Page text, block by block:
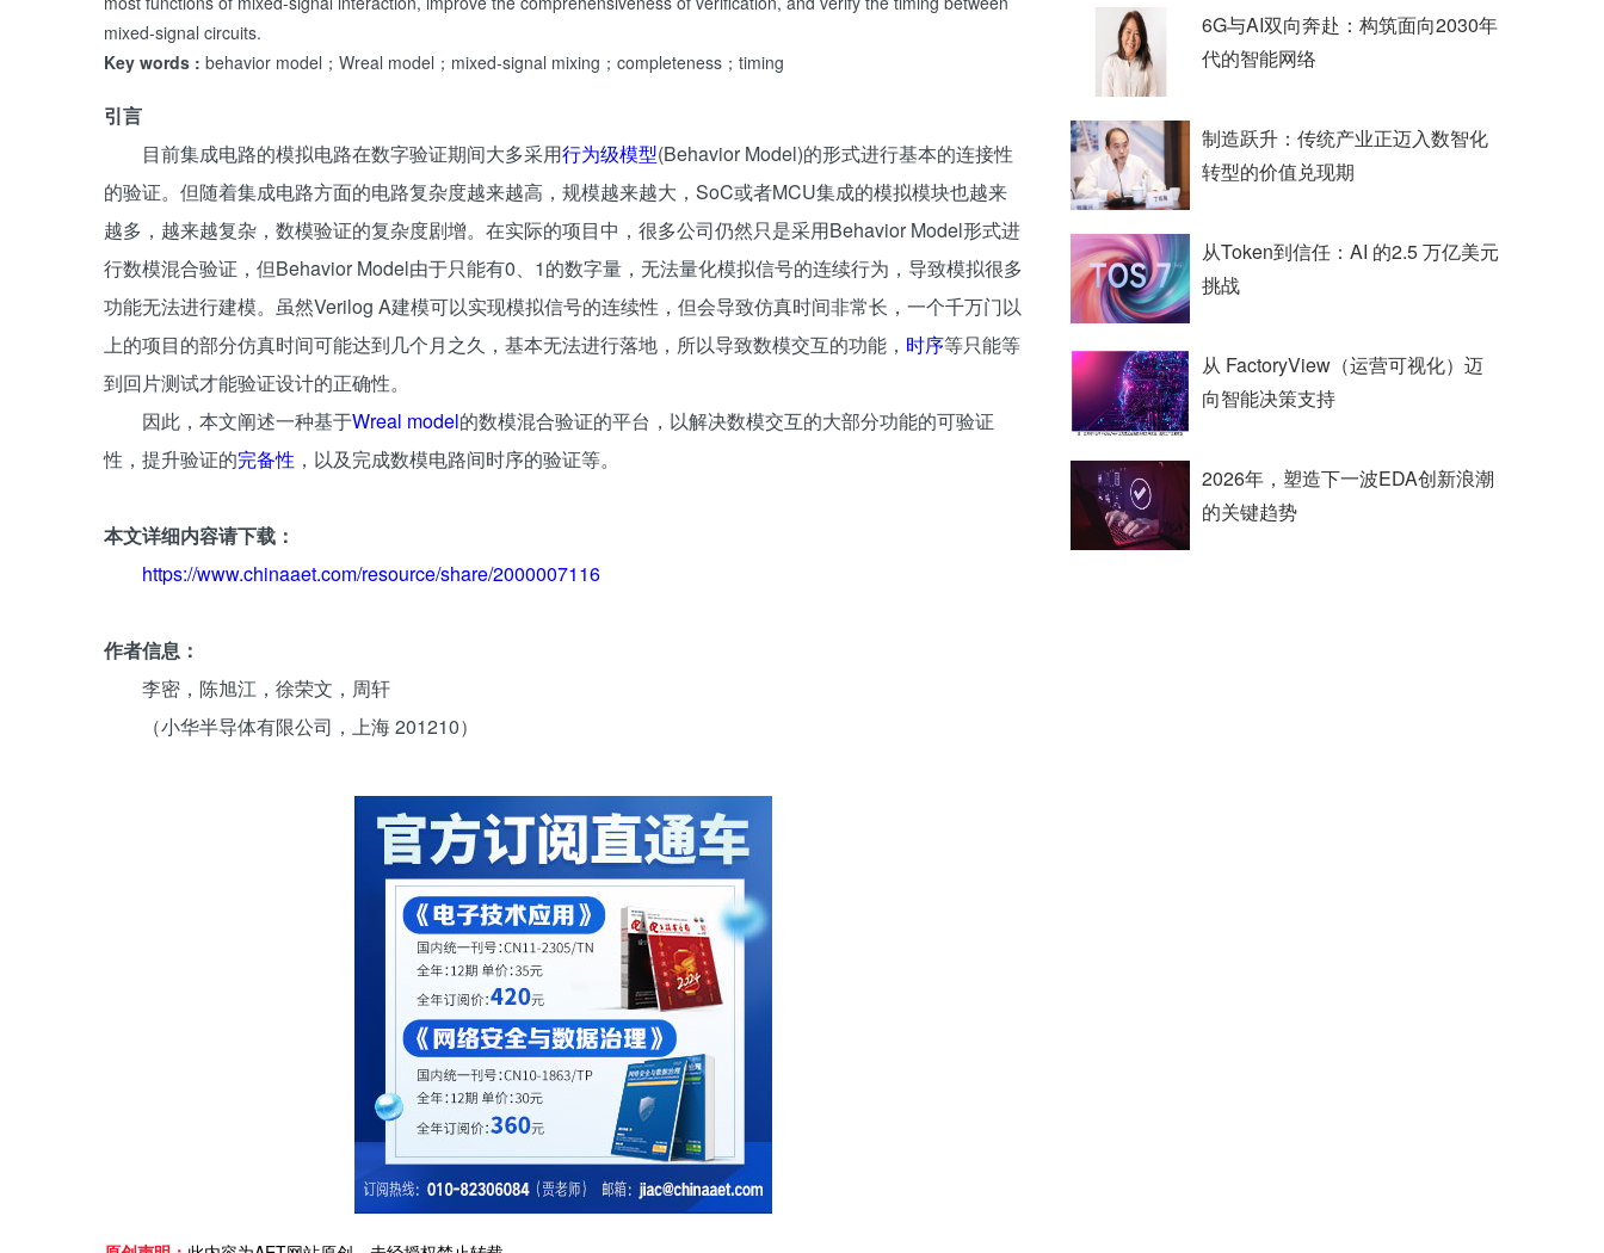
mixed-signal circuits.
Key words : behavior model；Wreal model；mixed-signal mixing；completeness；timing
引言
目前集成电路的模拟电路在数字验证期间大多采用行为级模型(Behavior Model)的形式进行基本的连接性
的验证。但随着集成电路方面的电路复杂度越来越高，规模越来越大，SoC或者MCU集成的模拟模块也越来
越多，越来越复杂，数模验证的复杂度剧增。在实际的项目中，很多公司仍然只是采用Behavior Model形式进
行数模混合验证，但Behavior Model由于只能有0、1的数字量，无法量化模拟信号的连续行为，导致模拟很多
功能无法进行建模。虽然Verilog A建模可以实现模拟信号的连续性，但会导致仿真时间非常长，一个千万门以
上的项目的部分仿真时间可能达到几个月之久，基本无法进行落地，所以导致数模交互的功能， 时序等只能等
到回片测试才能验证设计的正确性。
因此，本文阐述一种基于Wreal model的数模混合验证的平台，以解决数模交互的大部分功能的可验证
性，提升验证的完备性 ，以及完成数模电路间时序的验证等。
本文详细内容请下载：
https://www.chinaaet.com/resource/share/2000007116
作者信息：
李密，陈旭江，徐荣文，周轩
（小华半导体有限公司，上海 201210）
6G与AI双向奔赴：构筑面向2030年
代的智能网络
制造跃升：传统产业正迈入数智化
转型的价值兑现期
从Token到信任：AI 的2.5 万亿美元
挑战
从 FactoryView（运营可视化）迈
向智能决策支持
2026年，塑造下一波EDA创新浪潮
的关键趋势